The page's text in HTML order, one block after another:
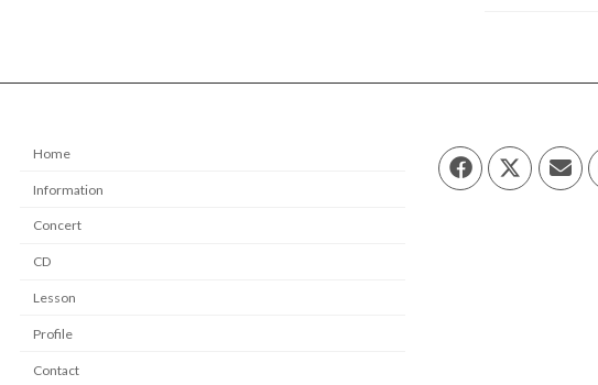
Home
Information
Concert
CD
Lesson
Profile
Contact